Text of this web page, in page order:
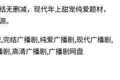
无删减，现代年上甜宠纯爱题材，
。
完结广播剧,纯爱广播剧,现代广播剧,
,高清广播剧,广播剧网盘